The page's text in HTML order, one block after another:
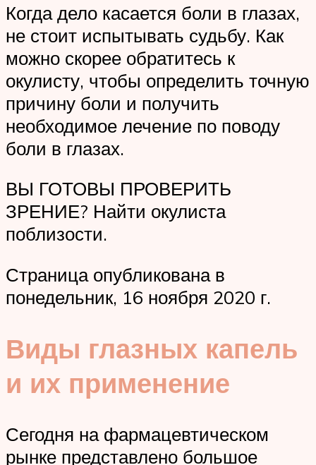
Когда дело касается боли в глазах,
не стоит испытывать судьбу. Как
можно скорее обратитесь к
окулисту, чтобы определить точную
причину боли и получить
необходимое лечение по поводу
боли в глазах.
ВЫ ГОТОВЫ ПРОВЕРИТЬ
ЗРЕНИЕ? Найти окулиста
поблизости.
Страница опубликована в
понедельник, 16 ноября 2020 г.
Виды глазных капель
и их применение
Сегодня на фармацевтическом
рынке представлено большое